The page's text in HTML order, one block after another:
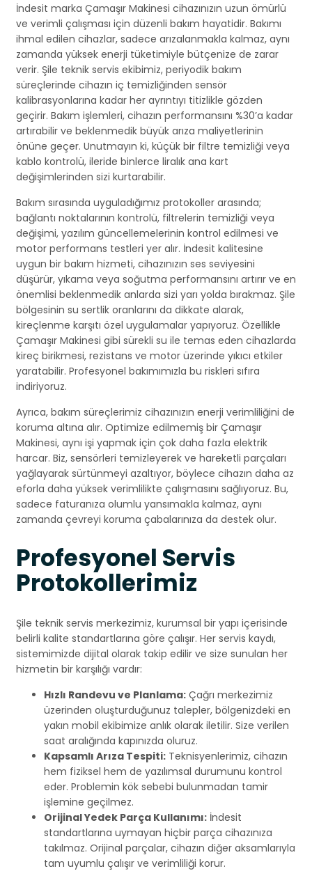
İndesit marka Çamaşır Makinesi cihazınızın uzun ömürlü
ve verimli çalışması için düzenli bakım hayatidir. Bakımı
ihmal edilen cihazlar, sadece arızalanmakla kalmaz, aynı
zamanda yüksek enerji tüketimiyle bütçenize de zarar
verir. Şile teknik servis ekibimiz, periyodik bakım
süreçlerinde cihazın iç temizliğinden sensör
kalibrasyonlarına kadar her ayrıntıyı titizlikle gözden
geçirir. Bakım işlemleri, cihazın performansını %30’a kadar
artırabilir ve beklenmedik büyük arıza maliyetlerinin
önüne geçer. Unutmayın ki, küçük bir filtre temizliği veya
kablo kontrolü, ileride binlerce liralık ana kart
değişimlerinden sizi kurtarabilir.
Bakım sırasında uyguladığımız protokoller arasında;
bağlantı noktalarının kontrolü, filtrelerin temizliği veya
değişimi, yazılım güncellemelerinin kontrol edilmesi ve
motor performans testleri yer alır. İndesit kalitesine
uygun bir bakım hizmeti, cihazınızın ses seviyesini
düşürür, yıkama veya soğutma performansını artırır ve en
önemlisi beklenmedik anlarda sizi yarı yolda bırakmaz. Şile
bölgesinin su sertlik oranlarını da dikkate alarak,
kireçlenme karşıtı özel uygulamalar yapıyoruz. Özellikle
Çamaşır Makinesi gibi sürekli su ile temas eden cihazlarda
kireç birikmesi, rezistans ve motor üzerinde yıkıcı etkiler
yaratabilir. Profesyonel bakımımızla bu riskleri sıfıra
indiriyoruz.
Ayrıca, bakım süreçlerimiz cihazınızın enerji verimliliğini de
koruma altına alır. Optimize edilmemiş bir Çamaşır
Makinesi, aynı işi yapmak için çok daha fazla elektrik
harcar. Biz, sensörleri temizleyerek ve hareketli parçaları
yağlayarak sürtünmeyi azaltıyor, böylece cihazın daha az
eforla daha yüksek verimlilikte çalışmasını sağlıyoruz. Bu,
sadece faturanıza olumlu yansımakla kalmaz, aynı
zamanda çevreyi koruma çabalarınıza da destek olur.
Profesyonel Servis
Protokollerimiz
Şile teknik servis merkezimiz, kurumsal bir yapı içerisinde
belirli kalite standartlarına göre çalışır. Her servis kaydı,
sistemimizde dijital olarak takip edilir ve size sunulan her
hizmetin bir karşılığı vardır:
Hızlı Randevu ve Planlama: Çağrı merkezimiz
üzerinden oluşturduğunuz talepler, bölgenizdeki en
yakın mobil ekibimize anlık olarak iletilir. Size verilen
saat aralığında kapınızda oluruz.
Kapsamlı Arıza Tespiti: Teknisyenlerimiz, cihazın
hem fiziksel hem de yazılımsal durumunu kontrol
eder. Problemin kök sebebi bulunmadan tamir
işlemine geçilmez.
Orijinal Yedek Parça Kullanımı: İndesit
standartlarına uymayan hiçbir parça cihazınıza
takılmaz. Orijinal parçalar, cihazın diğer aksamlarıyla
tam uyumlu çalışır ve verimliliği korur.